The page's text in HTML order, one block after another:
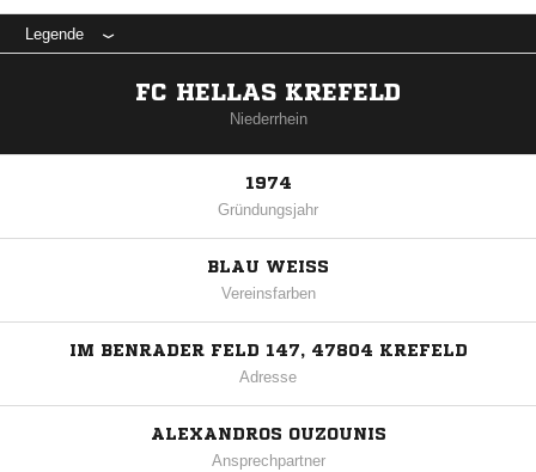
Legende
FC HELLAS KREFELD
Niederrhein
1974
Gründungsjahr
BLAU WEISS
Vereinsfarben
IM BENRADER FELD 147, 47804 KREFELD
Adresse
ALEXANDROS OUZOUNIS
Ansprechpartner